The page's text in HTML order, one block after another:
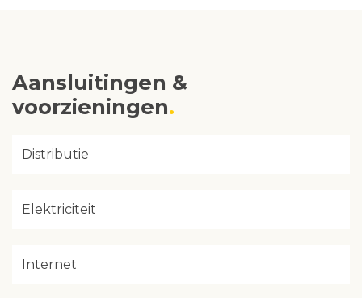
Aansluitingen &
voorzieningen
Distributie
Elektriciteit
Internet